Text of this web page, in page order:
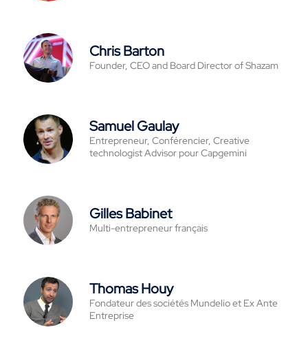
Chris Barton
Founder, CEO and Board Director of Shazam
Samuel Gaulay
Entrepreneur, Conférencier, Creative
technologist Advisor pour Capgemini
Gilles Babinet
Multi-entrepreneur français
Thomas Houy
Fondateur des sociétés Mundelio et Ex Ante
Entreprise